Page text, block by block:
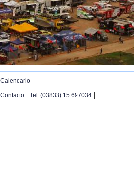
Calendario
Contacto | Tel. (03833) 15 697034 |